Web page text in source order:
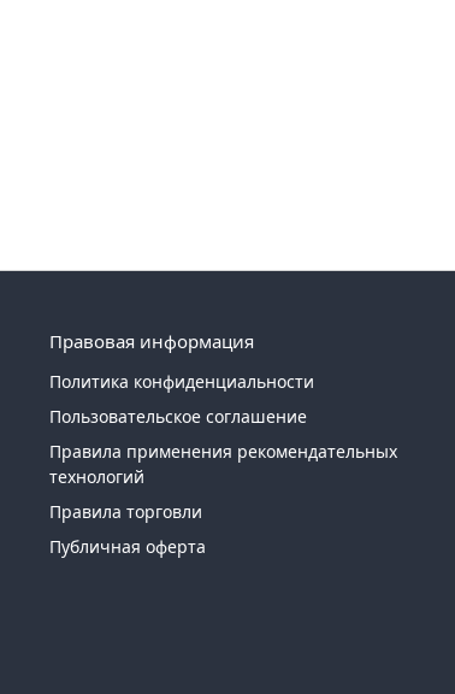
Правовая информация
Политика конфиденциальности
Пользовательское соглашение
Правила применения рекомендательных
технологий
Правила торговли
Публичная оферта